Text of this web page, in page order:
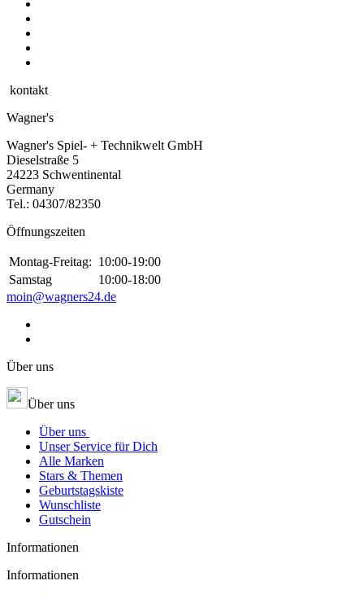
kontakt
Wagner's
Wagner's Spiel- + Technikwelt GmbH
Dieselstraße 5
24223 Schwentinental
Germany
Tel.: 04307/82350
Öffnungszeiten
Montag-Freitag: 10:00-19:00
Samstag
10:00-18:00
moin@wagners24.de
Über uns
Über uns
Über uns
Unser Service für Dich
Alle Marken
Stars & Themen
Geburtstagskiste
Wunschliste
Gutschein
Informationen
Informationen